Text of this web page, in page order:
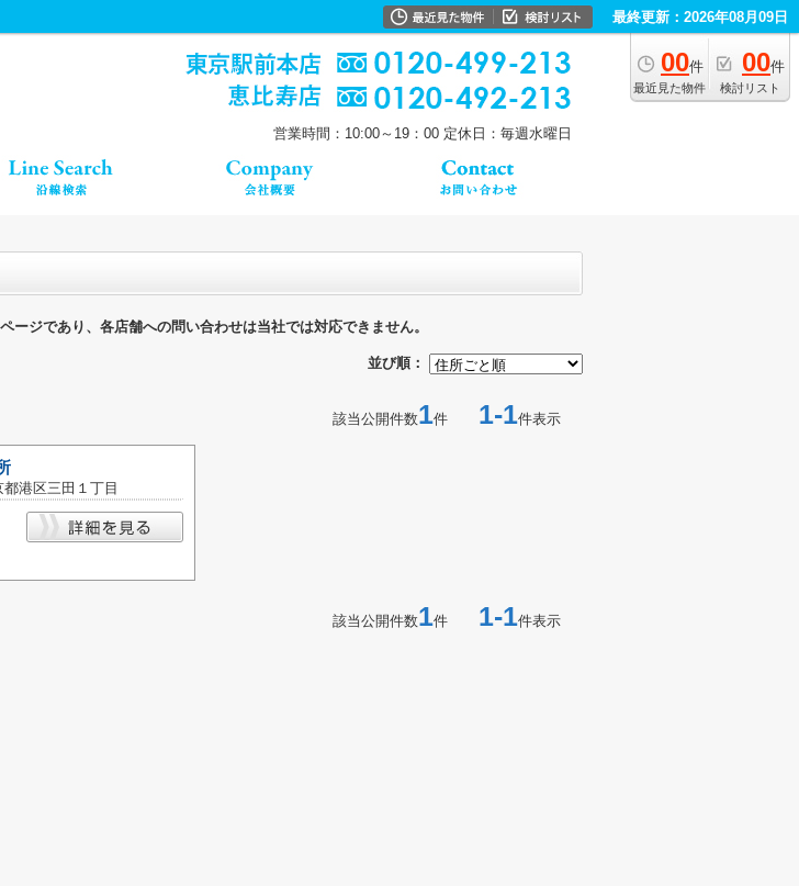
最終更新：2026年08月09日
00件
最近見た物件
00件
検討リスト
営業時間：10:00～19：00 定休日：毎週水曜日
ージであり、各店舗への問い合わせは当社では対応できません。
並び順：
該当公開件数1件 1-1件表示
都港区三田１丁目
該当公開件数1件 1-1件表示